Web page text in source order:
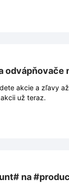
odvápňovače
akcie a zľavy
už teraz.
na